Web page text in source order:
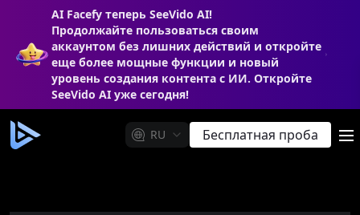
AI Facefy теперь SeeVido AI!
Продолжайте пользоваться своим
аккаунтом без лишних действий и откройте
еще более мощные функции и новый
уровень создания контента с ИИ. Откройте
SeeVido AI уже сегодня!
RU Бесплатная проба